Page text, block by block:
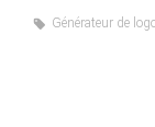
Générateur de